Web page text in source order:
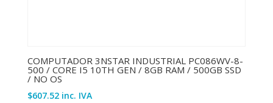
COMPUTADOR 3NSTAR INDUSTRIAL PC086WV-8-
500 / CORE I5 10TH GEN / 8GB RAM / 500GB SSD
/ NO OS
$607.52 inc. IVA